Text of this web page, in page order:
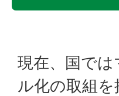
現在、国で
ル化の取組